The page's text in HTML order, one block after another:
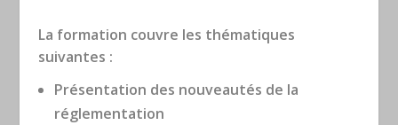
La formation couvre les thématiques
suivantes :
Présentation des nouveautés de la
réglementation